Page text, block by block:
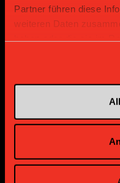
Partner führen diese
weiteren Daten